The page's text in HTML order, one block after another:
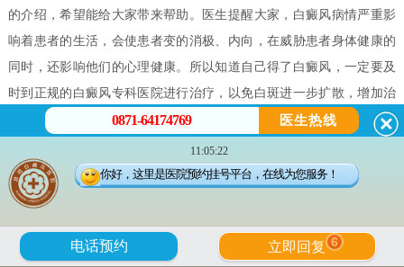
的介绍，希望能给大家带来帮助。医生提醒大家，白癜风病情严重影
响着患者的生活，会使患者变的消极、内向，在威胁患者身体健康的
同时，还影响他们的心理健康。所以知道自己得了白癜风，一定要及
时到正规的白癜风专科医院进行治疗，以免白斑进一步扩散，增加治
疗的难度。祝您早日康复！
如何正确分辨白癜风的早期症状？白癜风是一种慢性发展过程的
皮肤病，患者不能存有侥幸，好能够把握早期治疗的时机，一旦发现
有白癜风早期症状的迹象，一定到正规专业的白癜风医院进行诊断治
疗，尽量花少的钱得到好的治疗效果。因此，正确掌握白癜风早期的
症状，对于患者的身心健康有着极为重要的意义。那么，如何正确分
0871-64174769 医生热线
11:05:22
你好，这里是医院预约挂号平台，在线为您服务！
电话预约 立即回复 6